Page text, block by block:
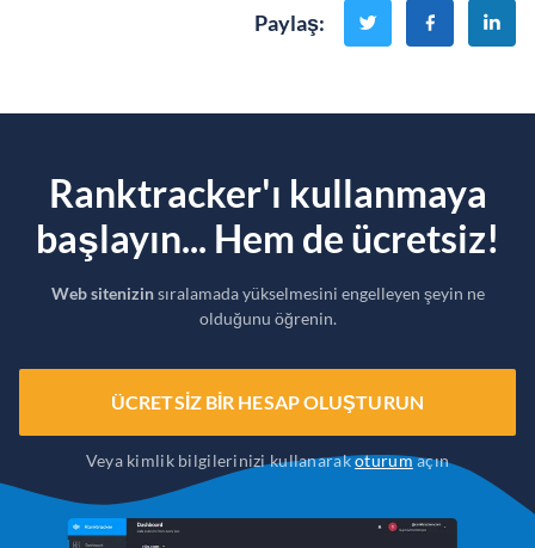
Paylaş:
Ranktracker'ı kullanmaya
başlayın... Hem de ücretsiz!
Web sitenizinsıralamada yükselmesini engelleyen şeyin ne
olduğunu öğrenin.
ÜCRETSIZ BIR HESAP OLUŞTURUN
Veya kimlik bilgilerinizi kullanarakoturumaçın